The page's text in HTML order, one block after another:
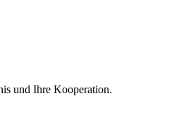
und Ihre Kooperation.